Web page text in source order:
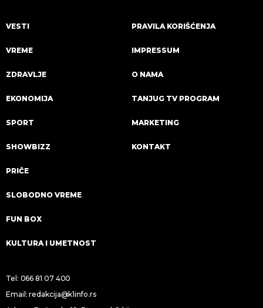
VESTI
VREME
ZDRAVLJE
EKONOMIJA
SPORT
SHOWBIZZ
PRIČE
SLOBODNO VREME
FUN BOX
KULTURA I UMETNOST
PRAVILA KORIŠĆENJA
IMPRESSUM
O NAMA
TANJUG TV PROGRAM
MARKETING
KONTAKT
Tel: 066 81 07 400
Email:redakcija@k1info.rs